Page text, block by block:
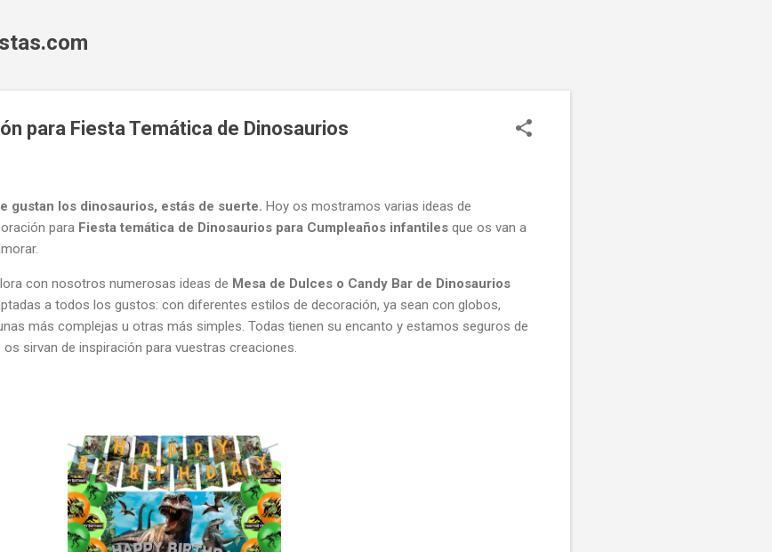
para Fiesta Temática de Dinosaurios
gustan los dinosaurios, estás de suerte. Hoy os mostramos varias ideas de
para Fiesta temática de Dinosaurios para Cumpleaños infantiles que os van a
con nosotros numerosas ideas de Mesa de Dulces o Candy Bar de Dinosaurios
a todos los gustos: con diferentes estilos de decoración, ya sean con globos,
más complejas u otras más simples. Todas tienen su encanto y estamos seguros de
os sirvan de inspiración para vuestras creaciones.